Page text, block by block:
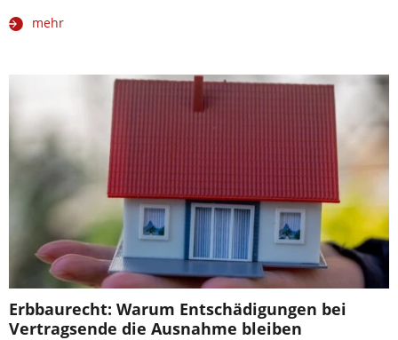
mehr
Erbbaurecht: Warum Entschädigungen bei
Vertragsende die Ausnahme bleiben